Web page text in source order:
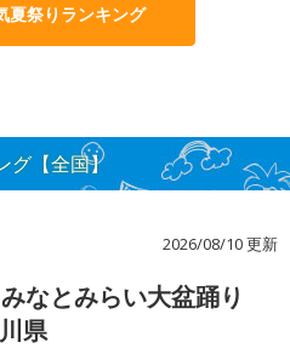
夏祭りランキング
グ【全国】
2026/08/10 更新
なとみらい大盆踊り
県